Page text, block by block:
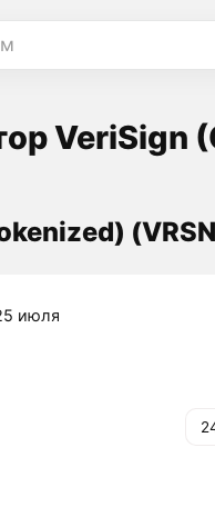
VeriSign
июля